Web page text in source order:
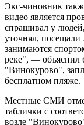
Экс-чиновник
видео является
спрашивал у
уточнял,
занимаются
реке", — объяснил
"Винокурово",
бесплатном пляже.
Местные СМИ
таблички с
возле